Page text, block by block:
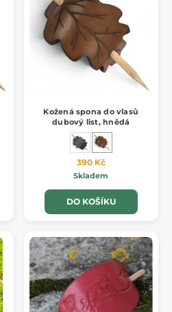
Kožená spona do vlasů
dubový list, hnědá
390 Kč
Skladem
DO KOŠÍKU